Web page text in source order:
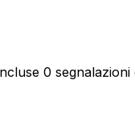
0 segnalazioni